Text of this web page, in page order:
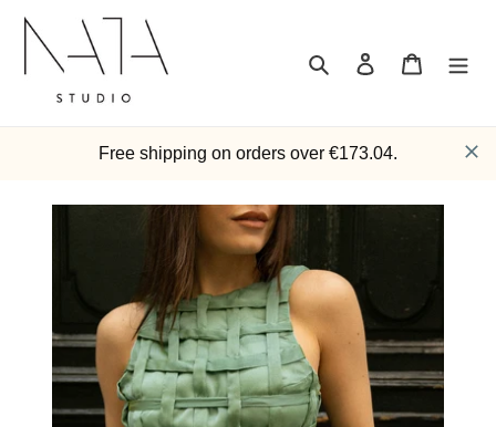
contenu
RechercherSe connecter
Panier
Free shipping on orders over €173.04.